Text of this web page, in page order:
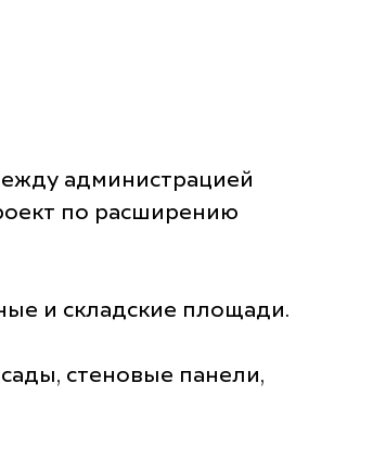
администрацией
по расширению
и складские площади.
стеновые панели,